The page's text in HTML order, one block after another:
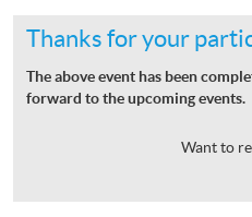
Thanks for your
The above event has been
forward to the upcoming events.
Want to